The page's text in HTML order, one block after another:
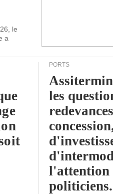
le
a
PORTS
les
l'attention
politiciens.